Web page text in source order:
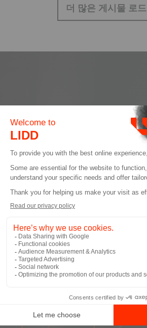
더 많은 게시물 로드
뉴스레터 신청
I allow LIDD to send me email
communications